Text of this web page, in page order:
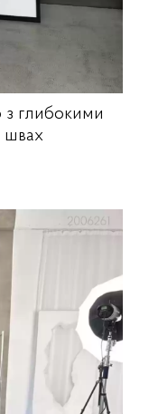
глибокими
швах